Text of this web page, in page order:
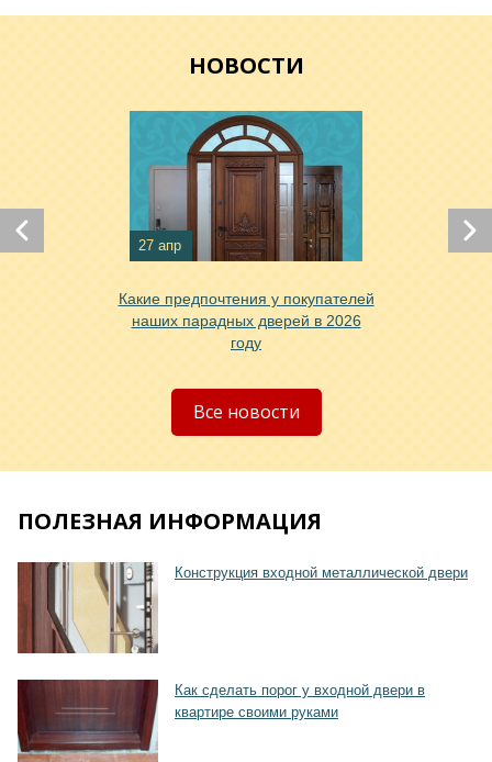
Хочу такую
Хочу такую
НОВОСТИ
27 апр
Какие предпочтения у покупателей
наших парадных дверей в 2026
году
Все новости
ПОЛЕЗНАЯ ИНФОРМАЦИЯ
Конструкция входной металлической двери
Как сделать порог у входной двери в
квартире своими руками